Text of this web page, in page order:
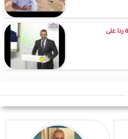
ردا على